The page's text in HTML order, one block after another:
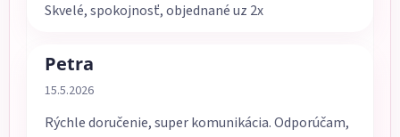
Skvelé, spokojnosť, objednané uz 2x
Petra
Hodnotenie obchodu je 5 z 5 hviezdičiek.
15.5.2026
Rýchle doručenie, super komunikácia. Odporúčam,